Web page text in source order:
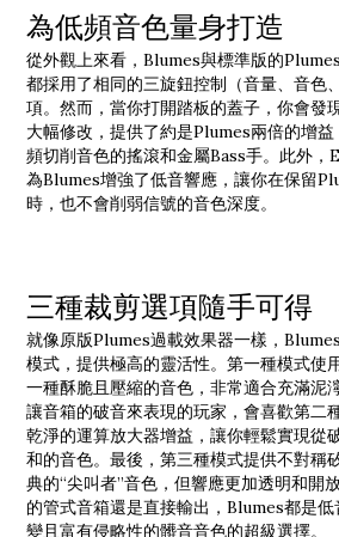
為低頻音色量身打造
從外觀上來看，Blumes與標準版的
都採用了相同的三旋鈕控制（音量、音色
項。然而，當你打開踏板的蓋子，你會發
大幅修改，提供了約是Plumes兩倍的增
頻切削音色的搖滾和金屬Bass手。此外
為Blumes增強了低音響應，讓你在保留
時，也不會削弱信號的音色深度。
三種裁剪選項隨手可得
就像原版Plumes過載效果器一樣，
模式，提供極高的靈活性。第一種模式使
一種酥脆且壓縮的音色，非常適合充滿泥
讓音箱的破音來表現的玩家，會喜歡第二
乾淨的運算放大器增益，讓你輕鬆實現從
和的音色。最後，第三種模式提供不對稱
典的“尖叫者”音色，但響應更加透明和開
的管式音箱還是直接輸出，Blumes都是
變且富有侵略性的髒音音色的超級選擇。